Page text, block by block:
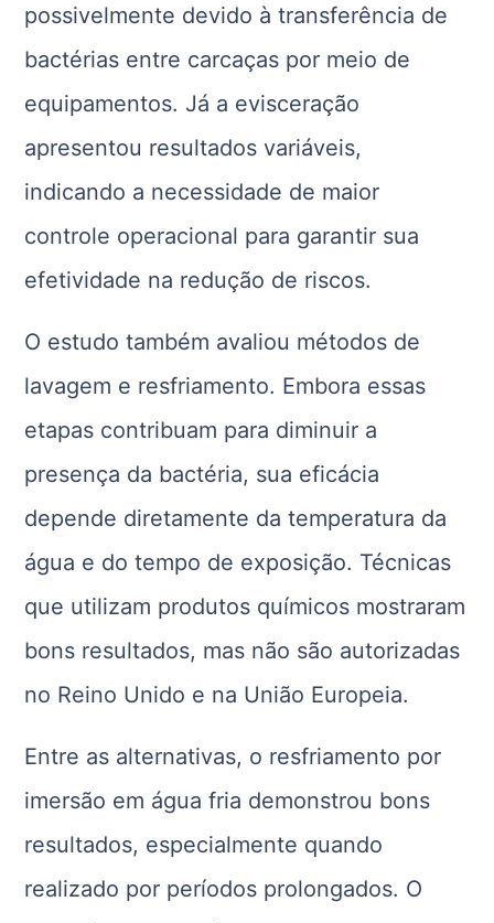
possivelmente devido à transferência de
bactérias entre carcaças por meio de
equipamentos. Já a evisceração
apresentou resultados variáveis,
indicando a necessidade de maior
controle operacional para garantir sua
efetividade na redução de riscos.
O estudo também avaliou métodos de
lavagem e resfriamento. Embora essas
etapas contribuam para diminuir a
presença da bactéria, sua eficácia
depende diretamente da temperatura da
água e do tempo de exposição. Técnicas
que utilizam produtos químicos mostraram
bons resultados, mas não são autorizadas
no Reino Unido e na União Europeia.
Entre as alternativas, o resfriamento por
imersão em água fria demonstrou bons
resultados, especialmente quando
realizado por períodos prolongados. O